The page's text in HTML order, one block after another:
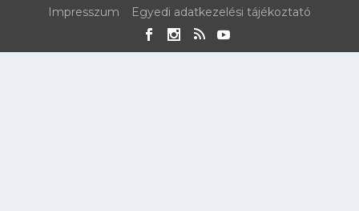
Impresszum Egyedi adatkezelési tájékoztató